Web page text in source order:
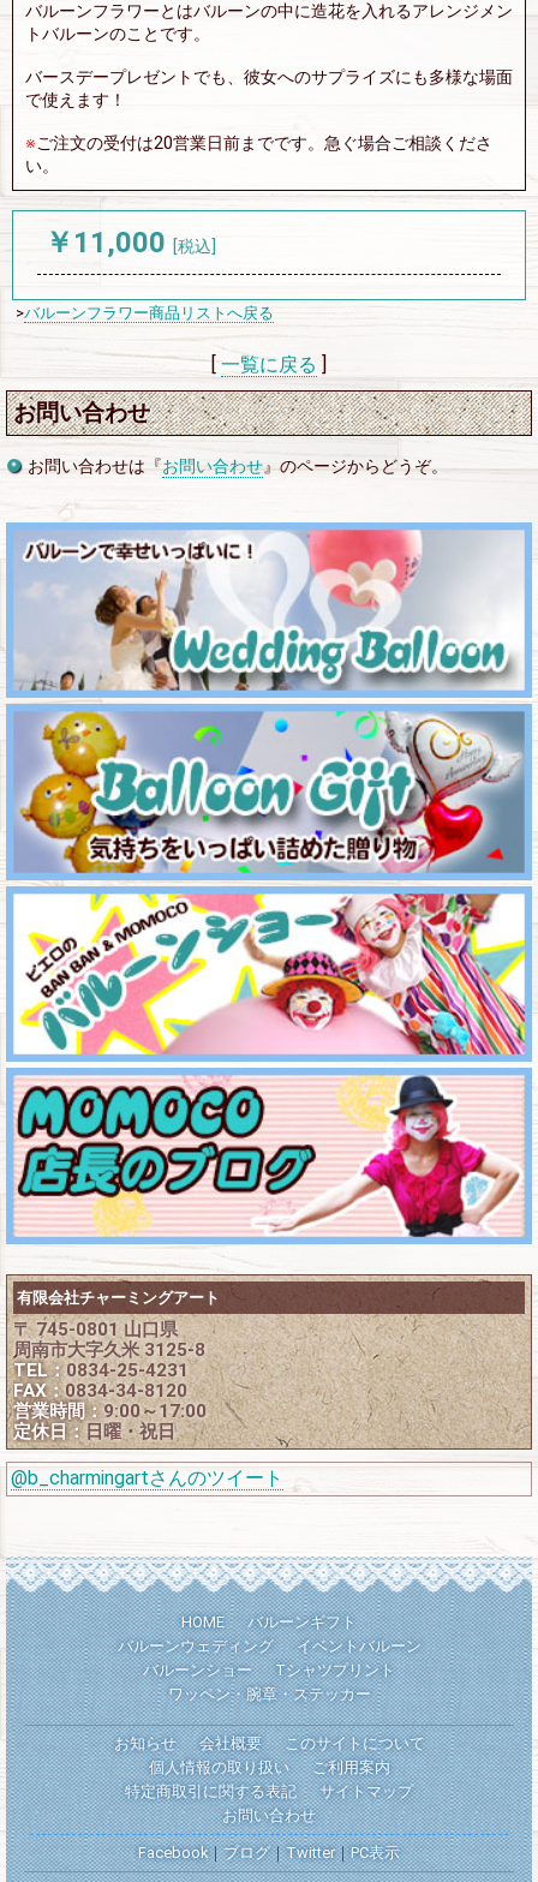
バルーンフラワーとはバルーンの中に造花を入れるアレンジメン
トバルーンのことです。
バースデープレゼントでも、彼女へのサプライズにも多様な場面
で使えます！
※ご注文の受付は20営業日前までです。急ぐ場合ご相談くださ
い。
￥11,000 [税込]
>バルーンフラワー商品リストへ戻る
[一覧に戻る
お問い合わせ
お問い合わせは『お問い合わせ』のページからどうぞ。
有限会社チャーミングアート
〒 745-0801 山口県
周南市大字久米 3125-8
TEL：0834-25-4231
FAX：0834-34-8120
営業時間：9:00～17:00
定休日： 日曜・祝日
@b_charmingartさんのツイート
HOME
バルーンギフト
バルーンウェディング
イベントバルーン
バルーンショー
Tシャツプリント
ワッペン・腕章・ステッカー
お知らせ 会社概要
このサイトについて
個人情報の取り扱い
ご利用案内
特定商取引に関する表記
サイトマップ
お問い合わせ
Facebook｜ブログ｜Twitter｜PC表示